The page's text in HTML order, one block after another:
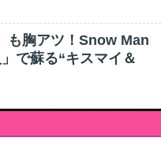
も胸アツ！Snow Man
で蘇る“キスマイ＆